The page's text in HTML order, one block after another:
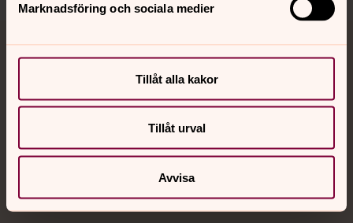
Marknadsföring och sociala medier
Tillåt alla kakor
Tillåt urval
Avvisa
Jourhavande präst
med en präst på kvällar och nätter.
Chatt
Telefon 112